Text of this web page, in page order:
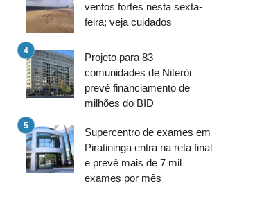
ventos fortes nesta sexta-
feira; veja cuidados
Projeto para 83
comunidades de Niterói
prevê financiamento de
milhões do BID
Supercentro de exames em
Piratininga entra na reta final
e prevê mais de 7 mil
exames por mês